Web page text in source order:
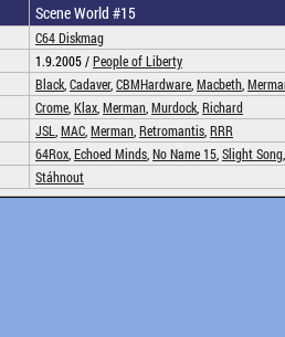
Scene World #15
C64 Diskmag
1.9.2005 /People of Liberty
Black Cadaver, CBMHardware Macbeth
Crome Klax Merman Murdock Richard
JSL MAC Merman Retromantis RRR
64Rox Echoed Minds No Name 15 Slight Song
Stáhnout